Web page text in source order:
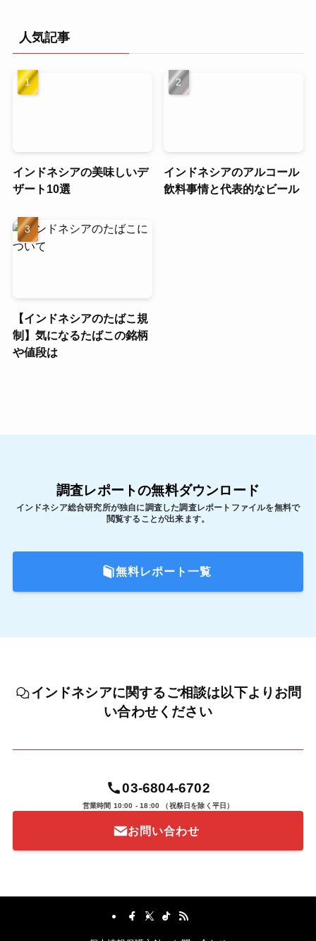
人気記事
インドネシアの美味しいデ
ザート10選
インドネシアのアルコール
飲料事情と代表的なビール
【インドネシアのたばこ規
制】気になるたばこの銘柄
や値段は
調査レポートの無料ダウンロード
インドネシア総合研究所が独自に調査した調査レポートファイルを無料で
閲覧することが出来ます。
無料レポート一覧
インドネシアに関するご相談は以下よりお問
い合わせください
03-6804-6702
営業時間 10:00 - 18:00 （祝祭日を除く平日）
お問い合わせ